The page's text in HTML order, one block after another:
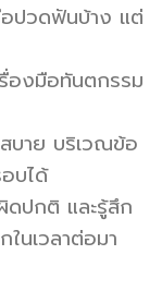
ปวดฟันบ้าง แต่
องมือทันตกรรม
บาย บริเวณข้อ
บได้
ดปกติ และรู้สึก
นเวลาต่อมา